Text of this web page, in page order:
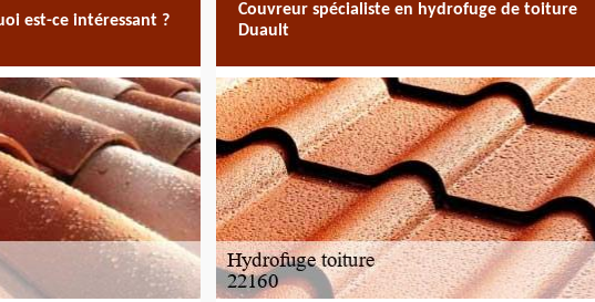
est-ce intéressant ?
Couvreur spécialiste en hydrofuge de toiture
Duault